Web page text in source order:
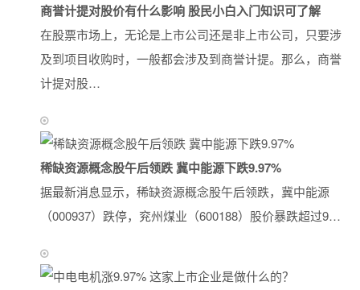
商誉计提对股价有什么影响 股民小白入门知识可了解
在股票市场上，无论是上市公司还是非上市公司，只要涉
及到项目收购时，一般都会涉及到商誉计提。那么，商誉
计提对股…
稀缺资源概念股午后领跌 冀中能源下跌9.97%
据最新消息显示，稀缺资源概念股午后领跌，冀中能源
（000937）跌停，兖州煤业（600188）股价暴跌超过9…